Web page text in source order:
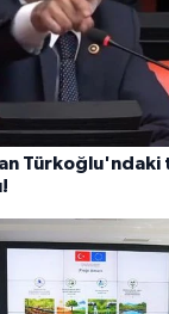
Türkoğlu'ndaki